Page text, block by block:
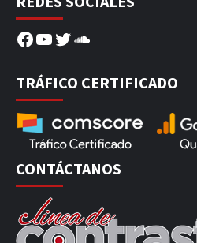
Facebook
YouTube
Twitter
SoundCloud
TRÁFICO CERTIFICADO
CONTÁCTANOS